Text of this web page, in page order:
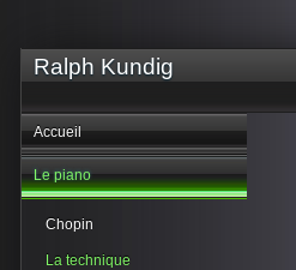
Ralph Kundig
Accueil
Le piano
Chopin
La technique